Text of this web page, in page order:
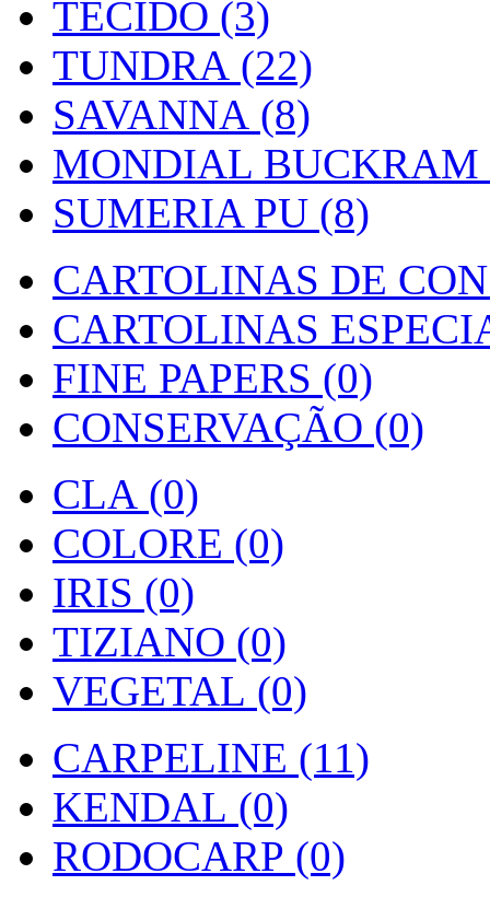
TECIDO (3)
TUNDRA (22)
SAVANNA (8)
MONDIAL BUCKRAM
SUMERIA PU (8)
CARTOLINAS DE
CARTOLINAS
FINE PAPERS (0)
CONSERVAÇÃO (0)
CLA (0)
COLORE (0)
IRIS (0)
TIZIANO (0)
VEGETAL (0)
CARPELINE (11)
KENDAL (0)
RODOCARP (0)